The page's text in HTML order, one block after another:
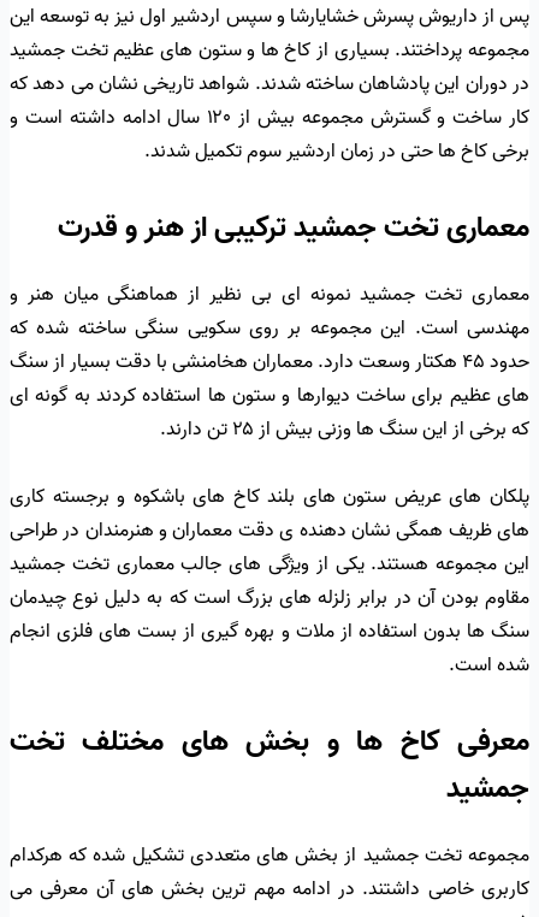
پس از داریوش پسرش خشایارشا و سپس اردشیر اول نیز به توسعه این
مجموعه پرداختند. بسیاری از کاخ ها و ستون های عظیم تخت جمشید
در دوران این پادشاهان ساخته شدند. شواهد تاریخی نشان می دهد که
کار ساخت و گسترش مجموعه بیش از ۱۲۰ سال ادامه داشته است و
برخی کاخ ها حتی در زمان اردشیر سوم تکمیل شدند.
معماری تخت جمشید ترکیبی از هنر و قدرت
معماری تخت جمشید نمونه ای بی نظیر از هماهنگی میان هنر و
مهندسی است. این مجموعه بر روی سکویی سنگی ساخته شده که
حدود ۴۵ هکتار وسعت دارد. معماران هخامنشی با دقت بسیار از سنگ
های عظیم برای ساخت دیوارها و ستون ها استفاده کردند به گونه ای
که برخی از این سنگ ها وزنی بیش از ۲۵ تن دارند.
پلکان های عریض ستون های بلند کاخ های باشکوه و برجسته کاری
های ظریف همگی نشان دهنده ی دقت معماران و هنرمندان در طراحی
این مجموعه هستند. یکی از ویژگی های جالب معماری تخت جمشید
مقاوم بودن آن در برابر زلزله های بزرگ است که به دلیل نوع چیدمان
سنگ ها بدون استفاده از ملات و بهره گیری از بست های فلزی انجام
شده است.
معرفی کاخ ها و بخش های مختلف تخت
جمشید
مجموعه تخت جمشید از بخش های متعددی تشکیل شده که هرکدام
کاربری خاصی داشتند. در ادامه مهم ترین بخش های آن معرفی می